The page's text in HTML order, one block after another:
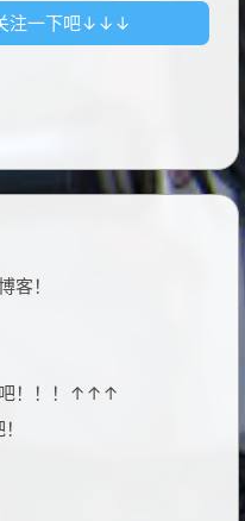
注一下吧↓↓↓
客！
吧！！！↑↑↑